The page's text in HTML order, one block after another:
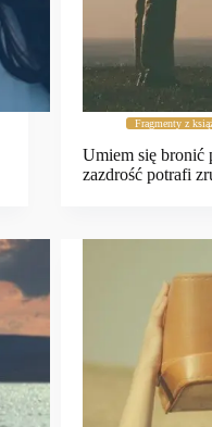
Fragmenty z
Umiem się bronić
zazdrość potrafi